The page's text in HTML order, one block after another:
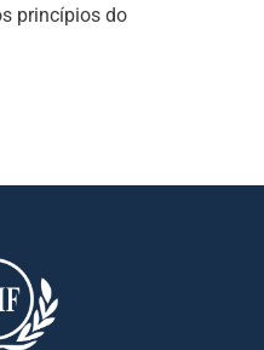
princípios do